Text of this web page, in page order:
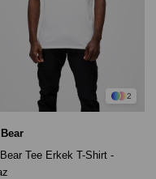
2
Tee Erkek T-Shirt -